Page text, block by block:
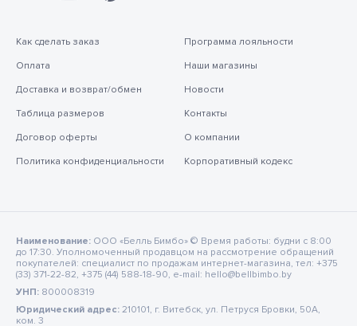
Как сделать заказ
Оплата
Доставка и возврат/обмен
Таблица размеров
Договор оферты
Политика конфиденциальности
Программа лояльности
Наши магазины
Новости
Контакты
О компании
Корпоративный кодекс
Наименование: ООО «Белль Бимбо» © Время работы: будни с 8:00
до 17:30. Уполномоченный продавцом на рассмотрение обращений
покупателей: специалист по продажам интернет-магазина, тел: +375
(33) 371-22-82, +375 (44) 588-18-90, e-mail: hello@bellbimbo.by
УНП: 800008319
Юридический адрес: 210101, г. Витебск, ул. Петруся Бровки, 50А,
ком. 3